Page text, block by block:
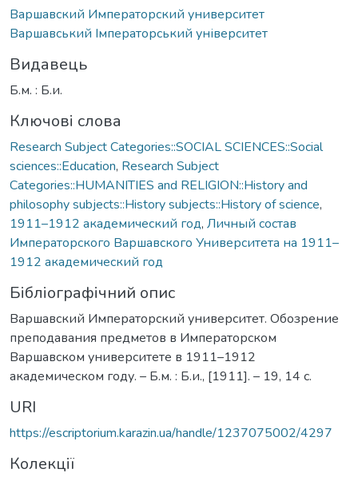
Варшавский Императорский университет
Варшавський Імператорський університет
Видавець
Б.м. : Б.и.
Ключові слова
Research Subject Categories::SOCIAL SCIENCES::Social
sciences::Education, Research Subject
Categories::HUMANITIES and RELIGION::History and
philosophy subjects::History subjects::History of science,
1911–1912 академический год, Личный состав
Императорского Варшавского Университета на 1911–
1912 академический год
Бібліографічний опис
Варшавский Императорский университет. Обозрение
преподавания предметов в Императорском
Варшавском университете в 1911–1912
академическом году. – Б.м. : Б.и., [1911]. – 19, 14 с.
URI
https://escriptorium.karazin.ua/handle/1237075002/4297
Колекції